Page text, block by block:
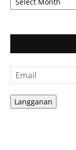
Berita
Email
Langganan